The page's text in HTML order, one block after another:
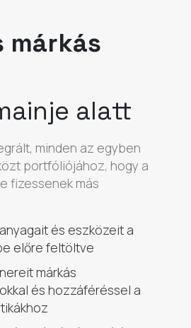
márkás
alatt
minden az egyben
portfóliójához, hogy a
fizessenek más
és eszközeit a
előre feltöltve
márkás
és hozzáféréssel a